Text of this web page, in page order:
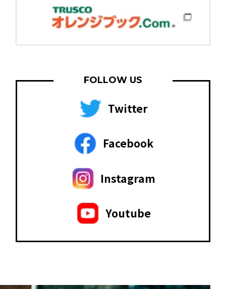
FOLLOW US
Twitter
Facebook
Instagram
Youtube